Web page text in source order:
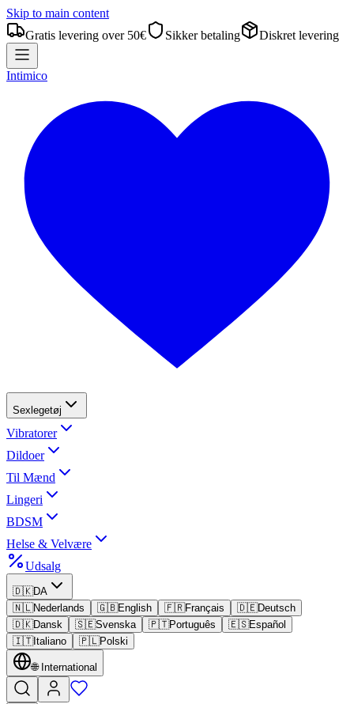
Skip to main content
Gratis levering over 50€
Sikker betaling Diskret levering
Intimico
Sexlegetøj
Vibratorer
Dildoer
Til Mænd
Lingeri
BDSM
Helse & Velvære
Udsalg
🇩🇰DA
🇳🇱Nederlands 🇬🇧English 🇫🇷Français 🇩🇪Deutsch
🇩🇰Dansk 🇸🇪Svenska 🇵🇹Português 🇪🇸Español
🇮🇹Italiano 🇵🇱Polski
🌐 International